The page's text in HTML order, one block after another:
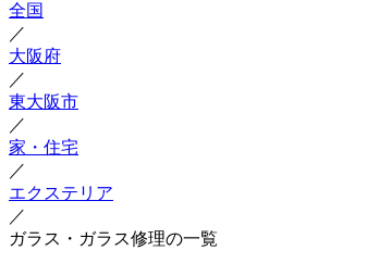
全国
／
大阪府
／
東大阪市
／
家・住宅
／
エクステリア
／
ガラス・ガラス修理の一覧